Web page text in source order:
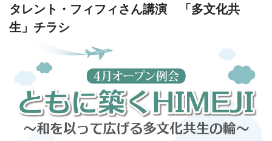
タレント・フィフィさん講演 「多文化共
生」チラシ